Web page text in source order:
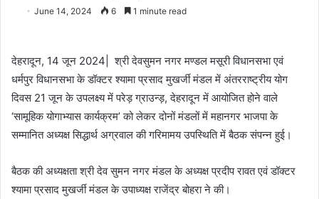
June 14, 2024 6 1 minute read
देहरादून, 14 जून 2024| श्री देवसुमन नगर मण्डल मसूरी विधानसभा एवं
धर्मपुर विधानसभा के डॉक्टर श्यामा प्रसाद मुखर्जी मंडल में अंतरराष्ट्रीय योग
दिवस 21 जून के उपलक्ष्य में परेड़ ग्राउन्ड़, देहरादून में आयोजित होने वाले
‘सामूहिक योगाभ्यास कार्यक्रम’ को लेकर दोनों मंडलों में महानगर भाजपा के
सम्मानित अध्यक्ष सिद्धार्थ अग्रवाल की गरिमामय उपस्थिति में बैठक संपन्न हुई।
बैठक की अध्यक्षता श्री देव सुमन नगर मंडल के अध्यक्ष प्रदीप रावत एवं डॉक्टर
श्यामा प्रसाद मुखर्जी मंडल के उपाध्यक्ष राजेंद्र बोहरा ने की।